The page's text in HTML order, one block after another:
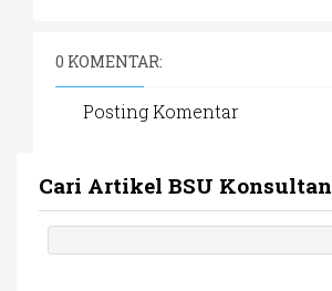
0 KOMENTAR:
Posting Komentar
Cari Artikel BSU Konsultan